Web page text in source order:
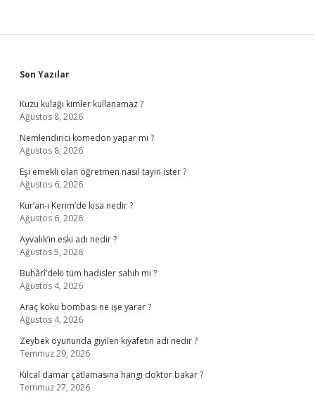
Sidebar
Son Yazılar
Kuzu kulağı kimler kullanamaz ?
Ağustos 8, 2026
Nemlendirici komedon yapar mı ?
Ağustos 8, 2026
Eşi emekli olan öğretmen nasıl tayin ister ?
Ağustos 6, 2026
Kur’an-ı Kerim’de kısa nedir ?
Ağustos 6, 2026
Ayvalık’ın eski adı nedir ?
Ağustos 5, 2026
Buhârî’deki tüm hadisler sahih mi ?
Ağustos 4, 2026
Araç koku bombası ne işe yarar ?
Ağustos 4, 2026
Zeybek oyununda giyilen kıyafetin adı nedir ?
Temmuz 29, 2026
Kılcal damar çatlamasına hangi doktor bakar ?
Temmuz 27, 2026